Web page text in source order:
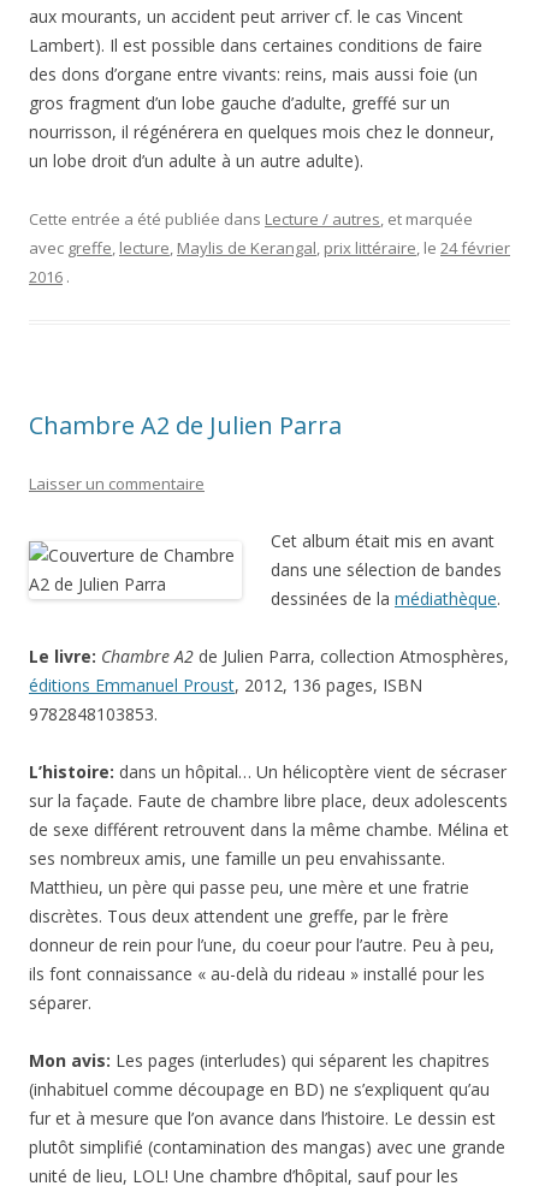
aux mourants, un accident peut arriver cf. le cas Vincent
Lambert). Il est possible dans certaines conditions de faire
des dons d’organe entre vivants: reins, mais aussi foie (un
gros fragment d’un lobe gauche d’adulte, greffé sur un
nourrisson, il régénérera en quelques mois chez le donneur,
un lobe droit d’un adulte à un autre adulte).
Cette entrée a été publiée dans Lecture / autres, et marquée
avec greffe, lecture, Maylis de Kerangal, prix littéraire, le 24 février
2016 .
Chambre A2 de Julien Parra
Laisser un commentaire
Cet album était mis en avant
dans une sélection de bandes
dessinées de la médiathèque.
Le livre: Chambre A2 de Julien Parra, collection Atmosphères,
éditions Emmanuel Proust, 2012, 136 pages, ISBN
9782848103853.
L’histoire: dans un hôpital… Un hélicoptère vient de sécraser
sur la façade. Faute de chambre libre place, deux adolescents
de sexe différent retrouvent dans la même chambe. Mélina et
ses nombreux amis, une famille un peu envahissante.
Matthieu, un père qui passe peu, une mère et une fratrie
discrètes. Tous deux attendent une greffe, par le frère
donneur de rein pour l’une, du coeur pour l’autre. Peu à peu,
ils font connaissance « au-delà du rideau » installé pour les
séparer.
Mon avis: Les pages (interludes) qui séparent les chapitres
(inhabituel comme découpage en BD) ne s’expliquent qu’au
fur et à mesure que l’on avance dans l’histoire. Le dessin est
plutôt simplifié (contamination des mangas) avec une grande
unité de lieu, LOL! Une chambre d’hôpital, sauf pour les